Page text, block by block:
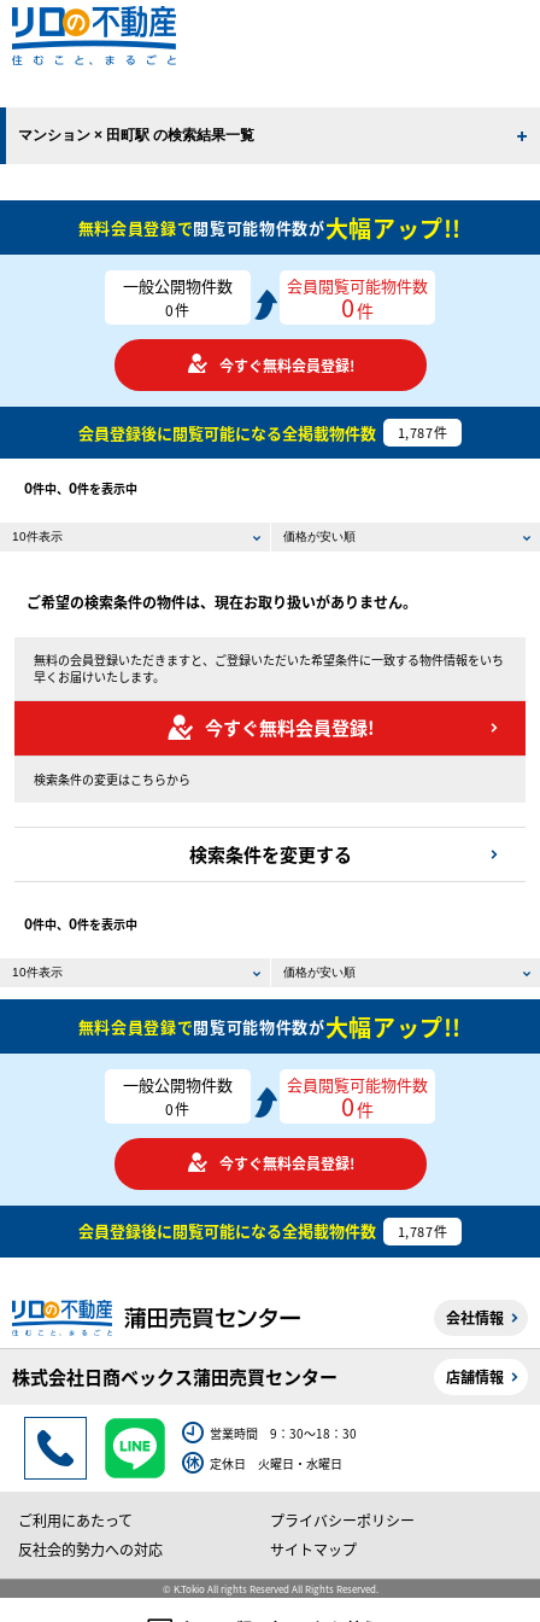
マンション × 田町駅 の検索結果一覧
無料会員登録で閲覧可能物件数が大幅アップ!!
一般公開物件数
0件
会員閲覧可能物件数
0件
今すぐ無料会員登録!
会員登録後に閲覧可能になる全掲載物件数 1,787件
0件中、 0件を表示中
ご希望の検索条件の物件は、現在お取り扱いがありません。
無料の会員登録いただきますと、ご登録いただいた希望条件に一致する物件情報をいち
早くお届けいたします。
今すぐ無料会員登録!
検索条件の変更はこちらから
検索条件を変更する
0件中、 0件を表示中
無料会員登録で閲覧可能物件数が大幅アップ!!
一般公開物件数
0件
会員閲覧可能物件数
0件
今すぐ無料会員登録!
会員登録後に閲覧可能になる全掲載物件数 1,787件
会社情報
株式会社日商ベックス蒲田売買センター 店舗情報
営業時間 9：30～18：30
定休日 火曜日・水曜日
ご利用にあたって
プライバシーポリシー
反社会的勢力への対応
サイトマップ
© K.Tokio All rights Reserved All Rights Reserved.